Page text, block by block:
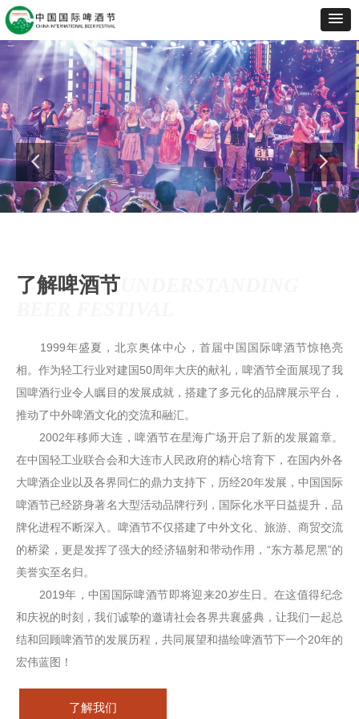
了解啤酒节
1999年盛夏，北京奥体中心，首届中国国际啤酒节惊艳亮
相。作为轻工行业对建国50周年大庆的献礼，啤酒节全面展现了我
国啤酒行业令人瞩目的发展成就，搭建了多元化的品牌展示平台，
推动了中外啤酒文化的交流和融汇。
2002年移师大连，啤酒节在星海广场开启了新的发展篇章。
在中国轻工业联合会和大连市人民政府的精心培育下，在国内外各
大啤酒企业以及各界同仁的鼎力支持下，历经20年发展，中国国际
啤酒节已经跻身著名大型活动品牌行列，国际化水平日益提升，品
牌化进程不断深入。啤酒节不仅搭建了中外文化、旅游、商贸交流
的桥梁，更是发挥了强大的经济辐射和带动作用，“东方慕尼黑”的
美誉实至名归。
2019年，中国国际啤酒节即将迎来20岁生日。在这值得纪念
和庆祝的时刻，我们诚挚的邀请社会各界共襄盛典，让我们一起总
结和回顾啤酒节的发展历程，共同展望和描绘啤酒节下一个20年的
宏伟蓝图！
了解我们